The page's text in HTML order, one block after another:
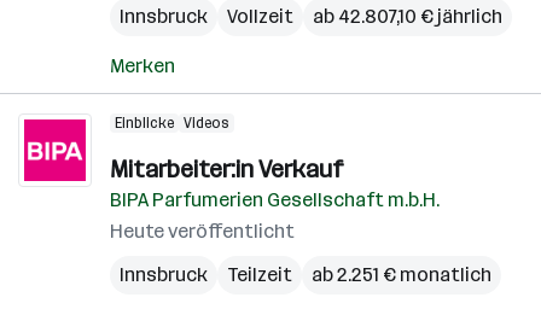
Innsbruck
Vollzeit ab 42.807,10 € jährlich
Merken
Einblicke Videos
Mitarbeiter:in Verkauf
BIPA Parfumerien Gesellschaft m.b.H.
Heute veröffentlicht
Innsbruck
Teilzeit ab 2.251 € monatlich